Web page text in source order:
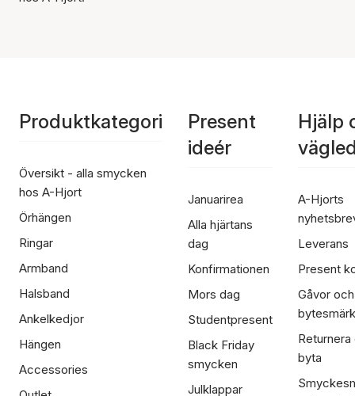
Produktkategori
Översikt - alla smycken
hos A-Hjort
Örhängen
Ringar
Armband
Halsband
Ankelkedjor
Hängen
Accessories
Present
ideér
Januarirea
Alla hjärtans
dag
Konfirmationen
Mors dag
Studentpresent
Black Friday
smycken
Julklappar
Hjälp
A-Hjorts
Leverans
Present
Gåvor och
Returnera
byta